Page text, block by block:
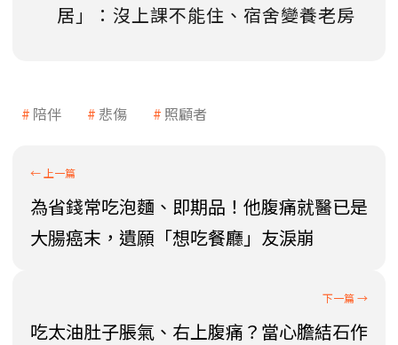
居」：沒上課不能住、宿舍變養老房
陪伴 悲傷 照顧者
為省錢常吃泡麵、即期品！他腹痛就醫已是
大腸癌末，遺願「想吃餐廳」友淚崩
吃太油肚子脹氣、右上腹痛？當心膽結石作